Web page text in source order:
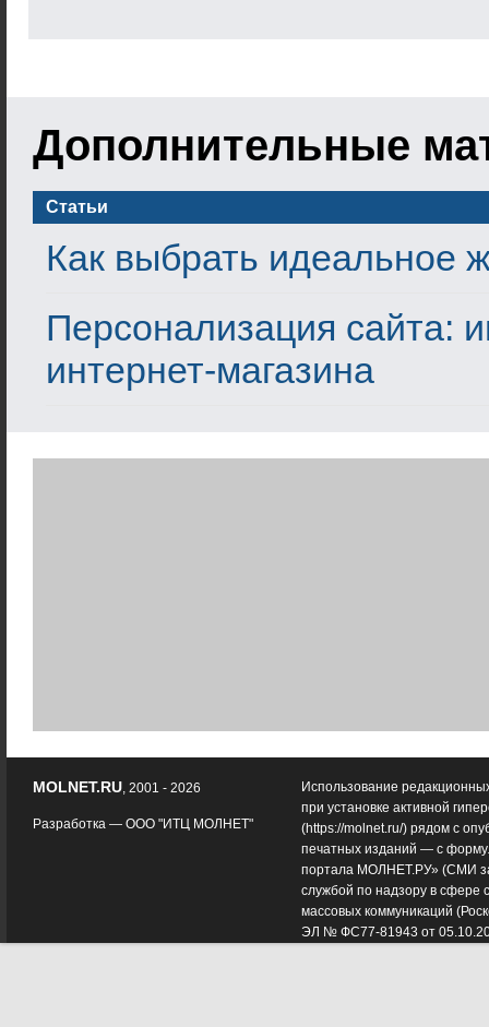
Дополнительные
Статьи
Как выбрать идеальное
Персонализация сайта:
интернет-магазина
Использование
при установке активной
(https://molnet.ru/) рядом с
печатных изданий — с
портала МОЛНЕТ.РУ» (СМИ
службой по надзору в сфере
массовых коммуникаций
ЭЛ № ФС77-81943 от
MOLNET.RU, 2001 - 2026
Разработка — ООО "ИТЦ МОЛНЕТ"